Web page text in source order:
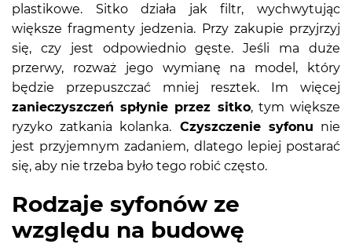
plastikowe. Sitko działa jak filtr, wychwytując
większe fragmenty jedzenia. Przy zakupie przyjrzyj
się, czy jest odpowiednio gęste. Jeśli ma duże
przerwy, rozważ jego wymianę na model, który
będzie przepuszczać mniej resztek. Im więcej
zanieczyszczeń spłynie przez sitko, tym większe
ryzyko zatkania kolanka. Czyszczenie syfonu nie
jest przyjemnym zadaniem, dlatego lepiej postarać
się, aby nie trzeba było tego robić często.
Rodzaje syfonów ze
względu na budowę